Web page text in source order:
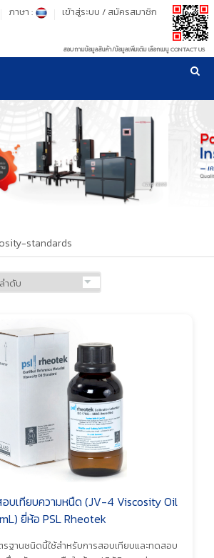
มือทดสอบวัสดุ ! ยืน 1 เรื่องมาตรฐานการให้บริการ
เข้าสู่ระบบ / สมัครสมาชิก
ภาษา :
สอบถามข้อมูลสินค้า/ข้อมูลเพิ่มเติม เลือกเมนู CONTACT US
standards
บเทียบความหนืด (JV-4 Viscosity Oil
ยี่ห้อ PSL Rheotek
รฐานชนิดนี้ใช้สำหรับการสอบเทียบและทดสอบ